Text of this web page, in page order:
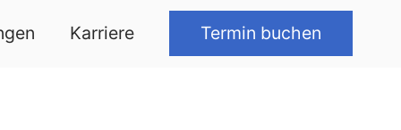
Karriere Termin buchen